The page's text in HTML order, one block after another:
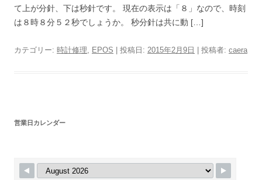
て上が分針、下は秒針です。 現在の表示は「８」なので、時刻
は８時８分５２秒でしょうか。 秒分針は共に動 […]
カテゴリー: 時計修理, EPOS | 投稿日: 2015年2月9日 投稿者: caera
営業日カレンダー